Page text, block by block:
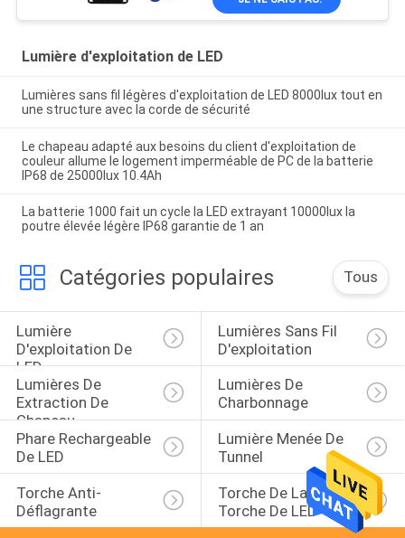
Lumière d'exploitation de LED
Lumières sans fil légères d'exploitation de LED 8000lux tout en
une structure avec la corde de sécurité
Le chapeau adapté aux besoins du client d'exploitation de
couleur allume le logement imperméable de PC de la batterie
IP68 de 25000lux 10.4Ah
La batterie 1000 fait un cycle la LED extrayant 10000lux la
poutre élevée légère IP68 garantie de 1 an
Catégories populaires Tous
Lumière
D'exploitation De
LED
Lumières Sans Fil
D'exploitation
Lumières De
Extraction De
Chapeau
Lumières De
Charbonnage
Phare Rechargeable
De LED
Lumière Menée De
Tunnel
Torche Anti-
Déflagrante
Torche De Lampe-
Torche De LED